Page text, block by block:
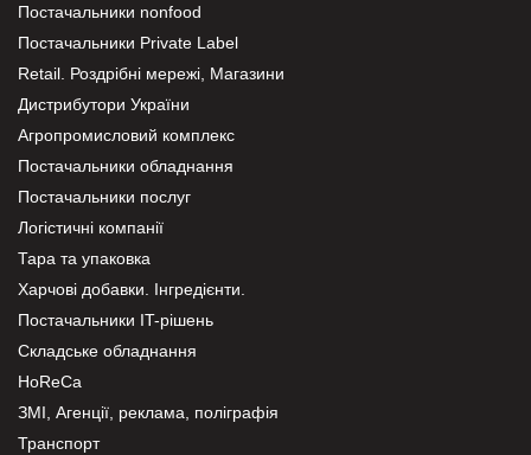
Постачальники nonfood
Постачальники Private Label
Retail. Роздрібні мережі, Магазини
Дистрибутори України
Агропромисловий комплекс
Постачальники обладнання
Постачальники послуг
Логістичні компанії
Тара та упаковка
Харчові добавки. Інгредієнти.
Постачальники IT-рішень
Складське обладнання
HoReCa
ЗМІ, Агенції, реклама, поліграфія
Транспорт